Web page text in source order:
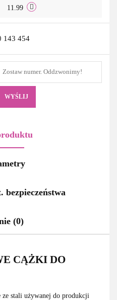
11.99
143 454
WYŚLIJ
(0)
CĄŻKI DO
stali używanej do produkcji